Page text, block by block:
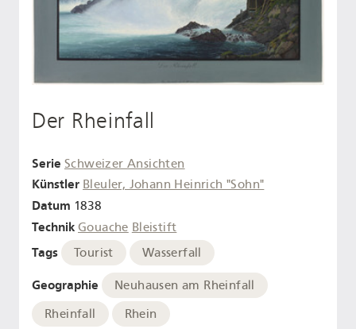
Der Rheinfall
Serie Schweizer Ansichten
Künstler Bleuler, Johann Heinrich "Sohn"
Datum 1838
Technik Gouache Bleistift
Tags Tourist Wasserfall
Geographie
Neuhausen am Rheinfall
Rheinfall
Rhein